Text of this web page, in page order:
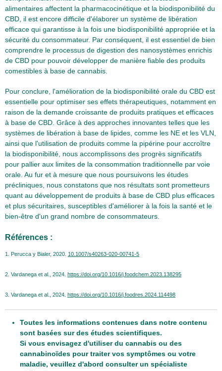
alimentaires affectent la pharmacocinétique et la biodisponibilité du
CBD, il est encore difficile d'élaborer un système de libération
efficace qui garantisse à la fois une biodisponibilité appropriée et la
sécurité du consommateur. Par conséquent, il est essentiel de bien
comprendre le processus de digestion des nanosystèmes enrichis
de CBD pour pouvoir développer de manière fiable des produits
comestibles à base de cannabis.
Pour conclure, l'amélioration de la biodisponibilité orale du CBD est
essentielle pour optimiser ses effets thérapeutiques, notamment en
raison de la demande croissante de produits pratiques et efficaces
à base de CBD. Grâce à des approches innovantes telles que les
systèmes de libération à base de lipides, comme les NE et les VLN,
ainsi que l'utilisation de produits comme la pipérine pour accroître
la biodisponibilité, nous accomplissons des progrès significatifs
pour pallier aux limites de la consommation traditionnelle par voie
orale. Au fur et à mesure que nous poursuivons les études
précliniques, nous constatons que nos résultats sont prometteurs
quant au développement de produits à base de CBD plus efficaces
et plus sécuritaires, susceptibles d'améliorer à la fois la santé et le
bien-être d'un grand nombre de consommateurs.
Références :
1. Perucca y Bialer, 2020. 10.1007/s40263-020-00741-5
2. Vardanega et al., 2024. https://doi.org/10.1016/j.foodchem.2023.138295
3. Vardanega et al., 2024. https://doi.org/10.1016/j.foodres.2024.114498
Toutes les informations contenues dans notre contenu
sont basées sur des études scientifiques.
Si vous envisagez d'utiliser du cannabis ou des
cannabinoïdes pour traiter vos symptômes ou votre
maladie, veuillez d'abord consulter un spécialiste